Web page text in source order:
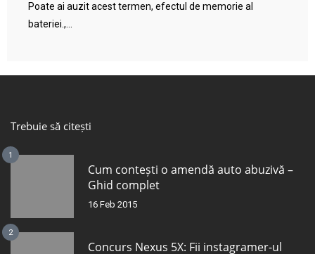
Poate ai auzit acest termen, efectul de memorie al
bateriei.,...
Trebuie să citești
1
Cum contești o amendă auto abuzivă –
Ghid complet
16 Feb 2015
2
Concurs Nexus 5X: Fii instagramer-ul